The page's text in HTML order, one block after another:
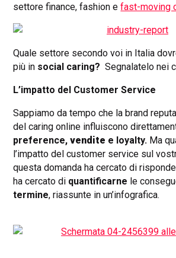
settore finance, fashion efast-moving
Quale settore secondo voi in Italia
più in social caring? Segnalatelo nei
L’impatto del Customer Service
Sappiamo da tempo che la brand
del caring online influiscono
preference,vendite e loyalty. Ma
l’impatto del customer service sul
questa domanda ha cercato di
ha cercato di quantificarne le
termine, riassunte in un’infografica.